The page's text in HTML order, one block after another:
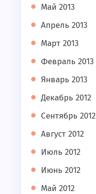
Май 2013
Апрель 2013
Март 2013
Февраль 2013
Январь 2013
Декабрь 2012
Сентябрь 2012
Август 2012
Июль 2012
Июнь 2012
Май 2012